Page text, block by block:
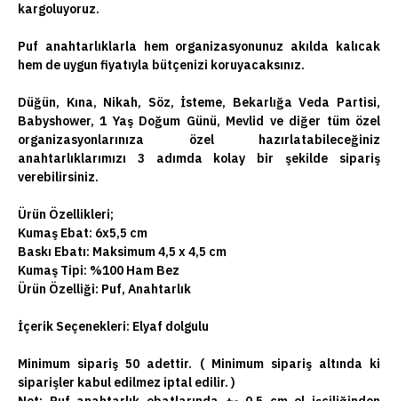
kargoluyoruz.
Puf anahtarlıklarla hem organizasyonunuz akılda kalıcak
hem de uygun fiyatıyla bütçenizi koruyacaksınız.
Düğün, Kına, Nikah, Söz, İsteme, Bekarlığa Veda Partisi,
Babyshower, 1 Yaş Doğum Günü, Mevlid ve diğer tüm özel
organizasyonlarınıza özel hazırlatabileceğiniz
anahtarlıklarımızı 3 adımda kolay bir şekilde sipariş
verebilirsiniz.
Ürün Özellikleri;
Kumaş Ebat: 6x5,5 cm
Baskı Ebatı: Maksimum 4,5 x 4,5 cm
Kumaş Tipi: %100 Ham Bez
Ürün Özelliği: Puf, Anahtarlık
İçerik Seçenekleri: Elyaf dolgulu
Minimum sipariş 50 adettir. ( Minimum sipariş altında ki
siparişler kabul edilmez iptal edilir. )